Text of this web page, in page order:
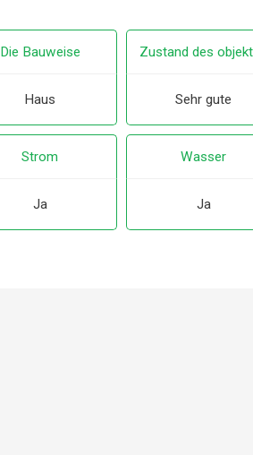
Die Bauweise
Haus
Zustand des
Sehr gute
Strom
Ja
Wasser
Ja